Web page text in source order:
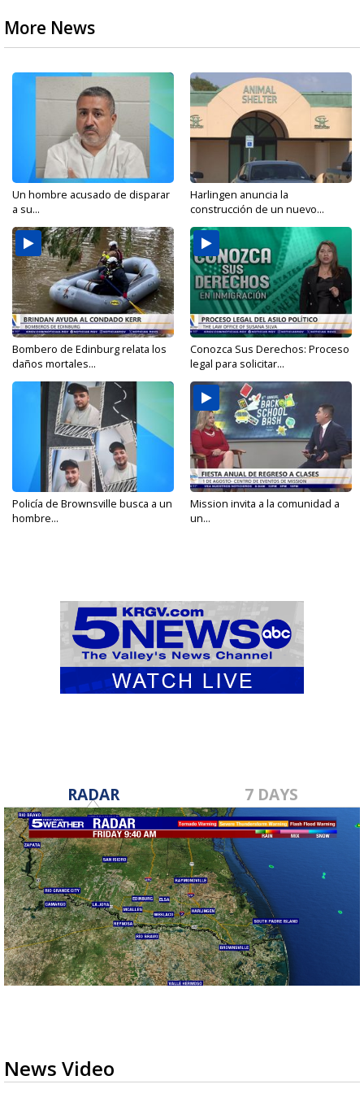
More News
Un hombre acusado de disparar
a su...
Harlingen anuncia la
construcción de un nuevo...
Bombero de Edinburg relata los
daños mortales...
Conozca Sus Derechos: Proceso
legal para solicitar...
Policía de Brownsville busca a un
hombre...
Mission invita a la comunidad a
un...
RADAR 7 DAYS
News Video